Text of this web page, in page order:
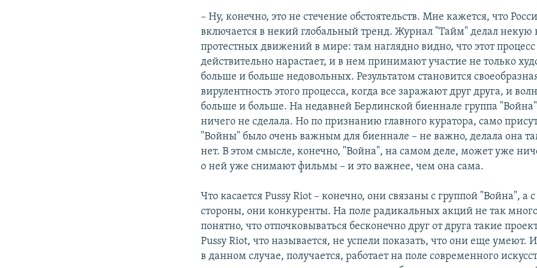
– Ну, конечно, это не стечение обстоятельств. Мне кажется, что
включается в некий глобальный тренд. Журнал "Тайм" делал некую
протестных движений в мире: там наглядно видно, что этот процесс
действительно нарастает, и в нем принимают участие не только
больше и больше недовольных. Результатом становится
вирулентность этого процесса, когда все заражают друг друга, и
больше и больше. На недавней Берлинской биеннале группа
ничего не сделала. Но по признанию главного куратора, само
"Войны" было очень важным для биеннале – не важно, делала она
нет. В этом смысле, конечно, "Война", на самом деле, может уже
о ней уже снимают фильмы – и это важнее, чем она сама.
Что касается Pussy Riot – конечно, они связаны с группой "Война", а
стороны, они конкуренты. На поле радикальных акций не так
понятно, что отпочковываться бесконечно друг от друга такие
Pussy Riot, что называется, не успели показать, что они еще умеют.
в данном случае, получается, работает на поле современного